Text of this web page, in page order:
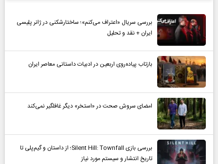
بررسی سریال «اعتراف می‌کنم»؛ ساختارشکنی در ژانر پلیسی
ایران + نقد و تحلیل
بازتاب پیاده‌روی اربعین در ادبیات داستانی معاصر ایران
امضای سروش صحت در «استخر» دیگر غافلگیر نمی‌کند
بررسی بازی Silent Hill: Townfall؛ از داستان و گیم‌پلی تا
تاریخ انتشار و سیستم مورد نیاز